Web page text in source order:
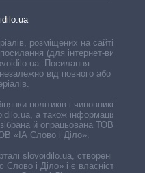
розміщених на сайті,
(для інтернет-видань
Посилання
від повного або
політиків і чиновників,
а також інформація про
й опрацьована ТОВ «ІА
«ІА Слово і Діло».
slovoidilo.ua, створені ГО
і Діло» і є власністю